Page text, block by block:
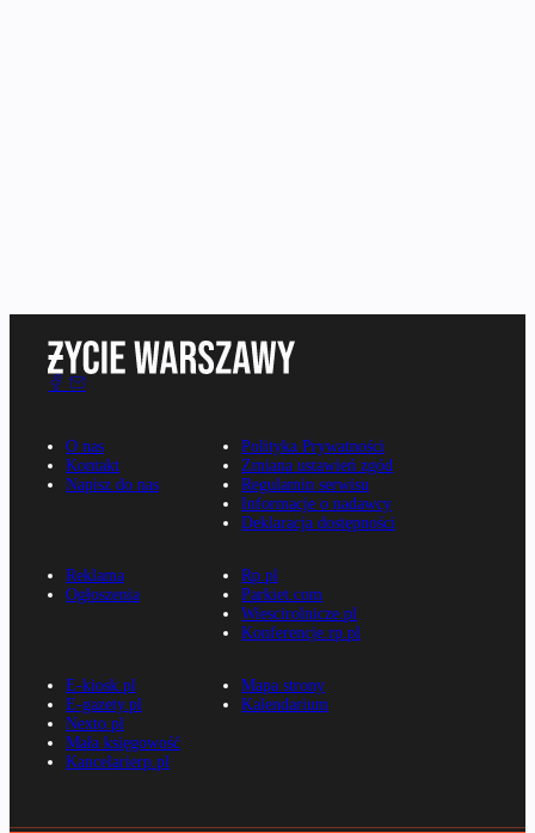
O nas
Kontakt
Napisz do nas
Polityka Prywatności
Zmiana ustawień zgód
Regulamin serwisu
Informacje o nadawcy
Deklaracja dostępności
Reklama
Ogłoszenia
Rp.pl
Parkiet.com
Wiescirolnicze.pl
Konferencje.rp.pl
E-kiosk.pl
E-gazety.pl
Nexto.pl
Mała księgowość
Kancelarierp.pl
Mapa strony
Kalendarium